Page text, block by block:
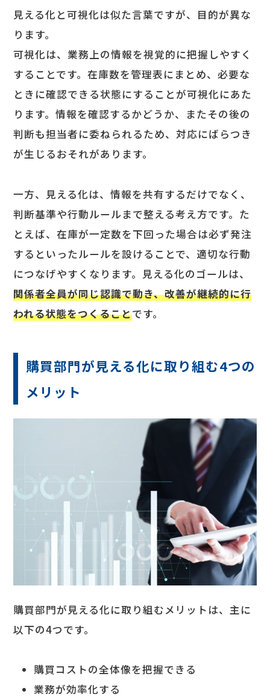
見える化と可視化は似た言葉ですが、目的が異な
ります。
可視化は、業務上の情報を視覚的に把握しやすく
することです。在庫数を管理表にまとめ、必要な
ときに確認できる状態にすることが可視化にあた
ります。情報を確認するかどうか、またその後の
判断も担当者に委ねられるため、対応にばらつき
が生じるおそれがあります。
一方、見える化は、情報を共有するだけでなく、
判断基準や行動ルールまで整える考え方です。た
とえば、在庫が一定数を下回った場合は必ず発注
するといったルールを設けることで、適切な行動
につなげやすくなります。見える化のゴールは、
関係者全員が同じ認識で動き、改善が継続的に行
われる状態をつくることです。
購買部門が見える化に取り組む4つの
メリット
購買部門が見える化に取り組むメリットは、主に
以下の4つです。
購買コストの全体像を把握できる
業務が効率化する